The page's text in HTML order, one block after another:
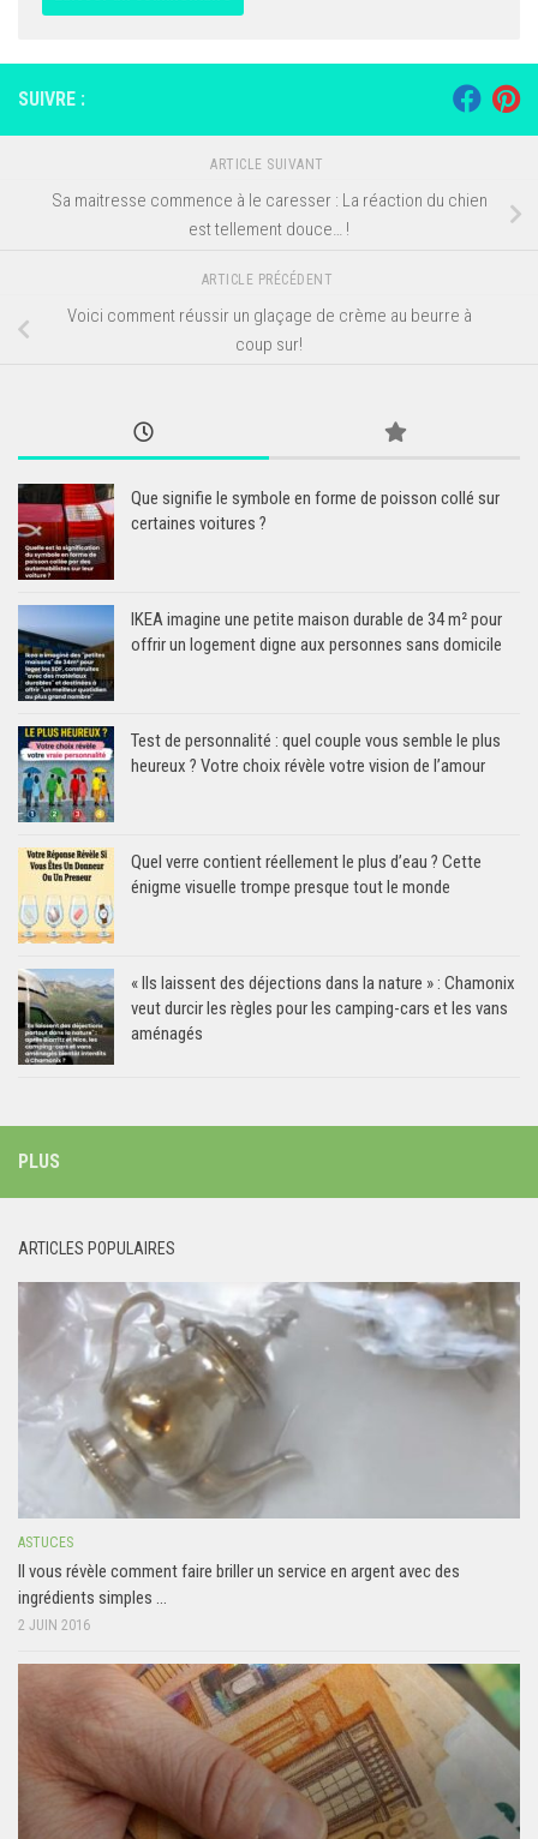
SUIVRE :
ARTICLE SUIVANT
Sa maitresse commence à le caresser : La réaction du chien
est tellement douce… !
ARTICLE PRÉCÉDENT
Voici comment réussir un glaçage de crème au beurre à
coup sur!
Que signifie le symbole en forme de poisson collé sur
certaines voitures ?
IKEA imagine une petite maison durable de 34 m² pour
offrir un logement digne aux personnes sans domicile
Test de personnalité : quel couple vous semble le plus
heureux ? Votre choix révèle votre vision de l’amour
Quel verre contient réellement le plus d’eau ? Cette
énigme visuelle trompe presque tout le monde
« Ils laissent des déjections dans la nature » : Chamonix
veut durcir les règles pour les camping-cars et les vans
aménagés
PLUS
ARTICLES POPULAIRES
ASTUCES
Il vous révèle comment faire briller un service en argent avec des
ingrédients simples …
2 JUIN 2016